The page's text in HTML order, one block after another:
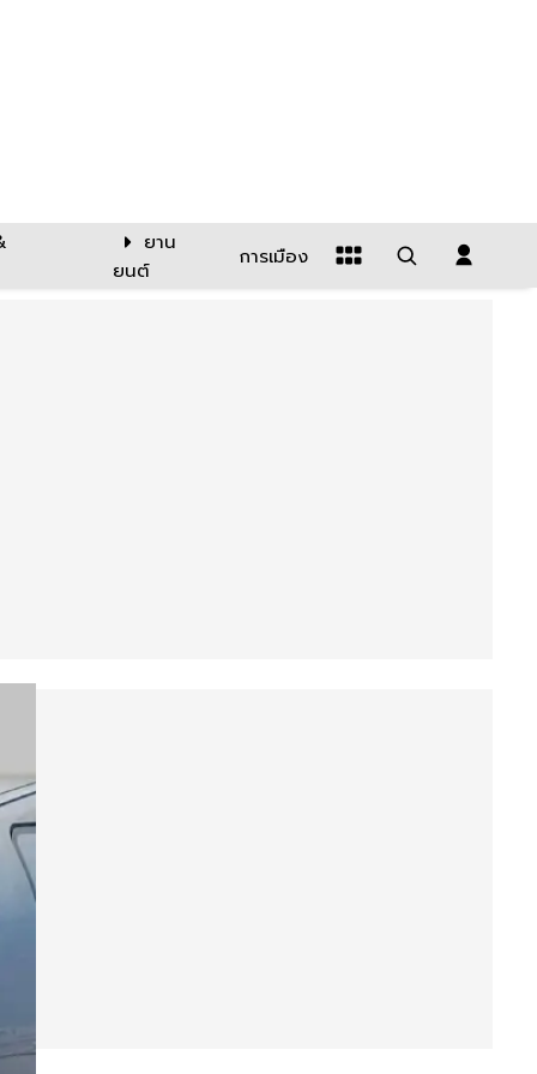
ยาน
ยนต์
การเมือง